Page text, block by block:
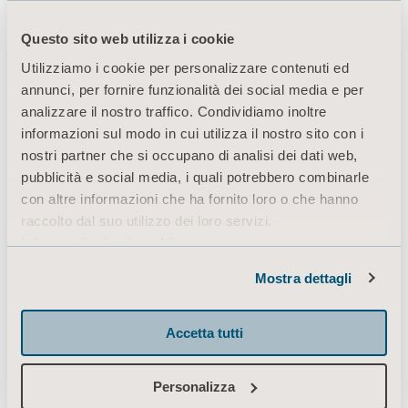
Questo sito web utilizza i cookie
Utilizziamo i cookie per personalizzare contenuti ed
annunci, per fornire funzionalità dei social media e per
analizzare il nostro traffico. Condividiamo inoltre
informazioni sul modo in cui utilizza il nostro sito con i
nostri partner che si occupano di analisi dei dati web,
pubblicità e social media, i quali potrebbero combinarle
con altre informazioni che ha fornito loro o che hanno
raccolto dal suo utilizzo dei loro servizi.
Informazioni sui cookie
Mostra dettagli
Accetta tutti
Personalizza
Prodotti
Servizi e soluzioni
Conoscenze
Chi siamo
Contatti
Investitori
Mediabank